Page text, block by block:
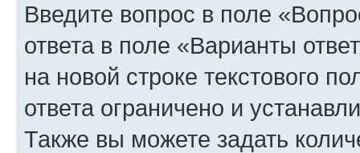
Введите вопрос в поле
ответа в поле «Варианты
на новой строке текстового
ответа ограничено и
Также вы можете задать